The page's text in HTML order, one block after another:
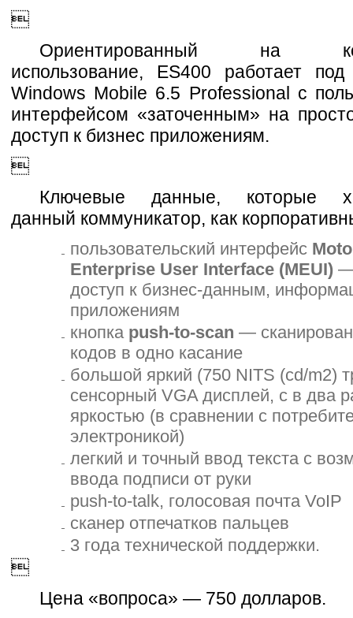

Ориентированный на
использование, ES400 работает
Windows Mobile 6.5 Professional с
интерфейсом «заточенным» на
доступ к бизнес приложениям.

Ключевые данные, которые
данный коммуникатор, как
пользовательский интерфейс
Enterprise User Interface (MEUI) —
доступ к бизнес-данным,
приложениям
кнопка push-to-scan —
кодов в одно касание
большой яркий (750 NITS (cd/m2)
сенсорный VGA дисплей, с в два
яркостью (в сравнении с
электроникой)
легкий и точный ввод текста с
ввода подписи от руки
push-to-talk, голосовая почта VoIP
сканер отпечатков пальцев
3 года технической поддержки.

Цена «вопроса» — 750 долларов.